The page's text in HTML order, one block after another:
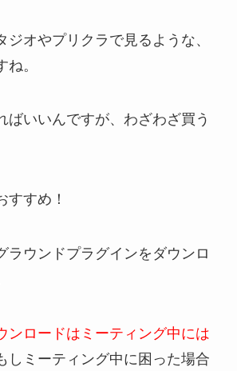
ジオやプリクラで見るような、
。
ばいいんですが、わざわざ買う
すすめ！
ラウンドプラグインをダウンロ
ンロードはミーティング中には
しミーティング中に困った場合